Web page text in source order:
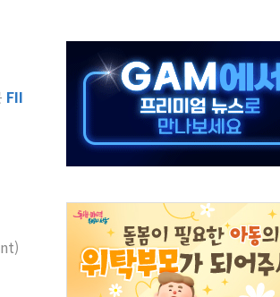
율비행 기술로 글로벌 방산 시장 공략"
형평성·여론 고려해야…충분한 사회적 논의 주문"
서 시내버스 등 3중 추돌·1명 부상
FII